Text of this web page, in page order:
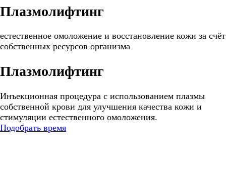
Плазмолифтинг
естественное омоложение и восстановление кожи за счёт
собственных ресурсов организма
Плазмолифтинг
Инъекционная процедура с использованием плазмы
собственной крови для улучшения качества кожи и
стимуляции естественного омоложения.
Подобрать время